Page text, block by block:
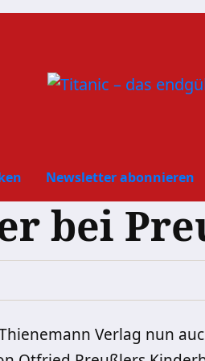
Newsletter abonnieren
bei
Verlag nun